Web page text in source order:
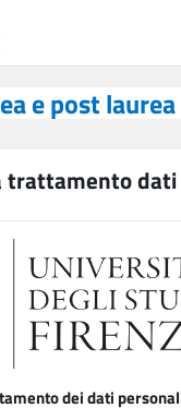
e post laurea
dati
dei dati